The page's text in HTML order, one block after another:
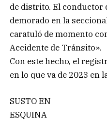
de distrito. El conductor
demorado en la
caratuló de momento
Accidente de Tránsito».
Con este hecho, el
en lo que va de 2023 en
SUSTO EN
ESQUINA